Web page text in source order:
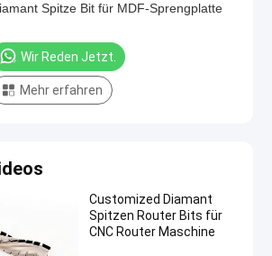
Spitze Bit für MDF-Sprengplatte
Wir Reden Jetzt.
Mehr erfahren
Customized Diamant
Spitzen Router Bits für
CNC Router Maschine